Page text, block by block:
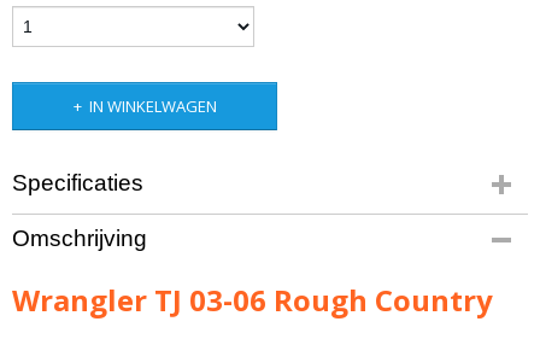
IN WINKELWAGEN
Specificaties
Productcode leverancier
90730
16,00 Kg
Omschrijving
Wrangler TJ 03-06 Rough Country